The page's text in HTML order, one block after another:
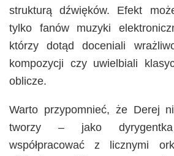
strukturą dźwięków. Efekt
tylko fanów muzyki
którzy dotąd doceniali
kompozycji czy uwielbiali
oblicze.
Warto przypomnieć, że Derej
tworzy – jako
współpracować z licznymi